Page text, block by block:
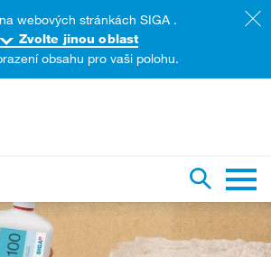
webové stránce
webových stránkách SIGA .
Zvolte jinou oblast
obsahu pro vaši polohu.